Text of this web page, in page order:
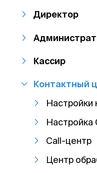
Директор
Кассир
Контактный
Настройки
Call-центр
Центр